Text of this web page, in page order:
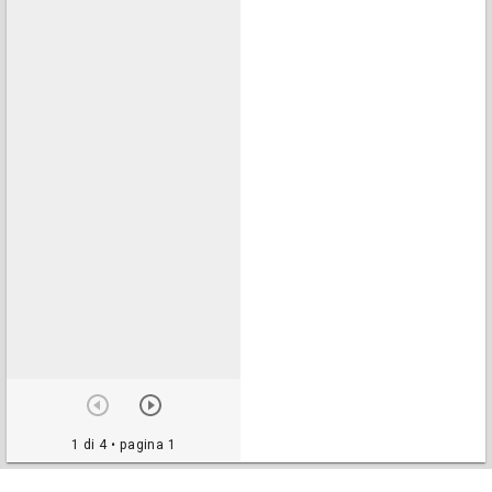
1 di 4• pagina 1